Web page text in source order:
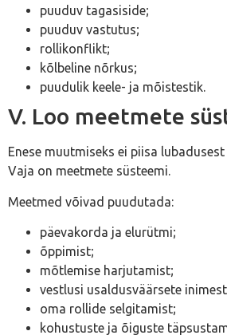
puuduv tagasiside;
puuduv vastutus;
rollikonflikt;
kõlbeline nõrkus;
puudulik keele- ja mõistestik.
V. Loo meetmete
Enese muutmiseks ei piisa
Vaja on meetmete süsteemi.
Meetmed võivad puudutada:
päevakorda ja elurütmi;
õppimist;
mõtlemise harjutamist;
vestlusi usaldusväärsete
oma rollide selgitamist;
kohustuste ja õiguste